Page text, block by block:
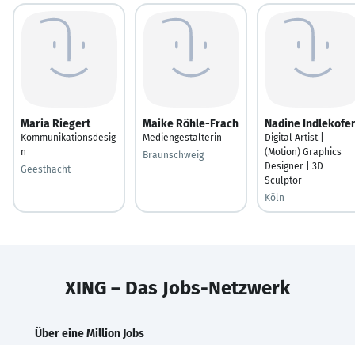
Maria Riegert
Kommunikationsdesig
n
Geesthacht
Maike Röhle-Frach
Mediengestalterin
Braunschweig
Nadine Indlekofer
Digital Artist |
(Motion) Graphics
Designer | 3D
Sculptor
Köln
XING – Das Jobs-Netzwerk
Über eine Million Jobs